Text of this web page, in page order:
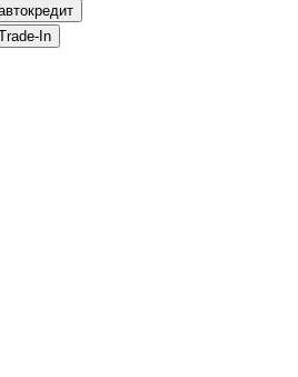
автокредит
Trade-In